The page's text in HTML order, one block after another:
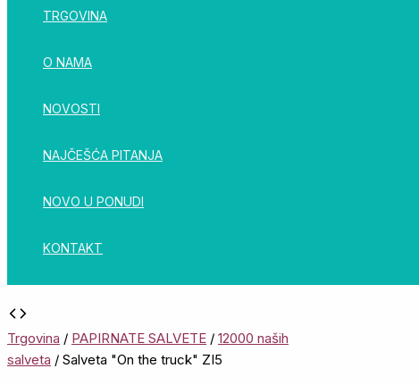
TRGOVINA
O NAMA
NOVOSTI
NAJČEŠĆA PITANJA
NOVO U PONUDI
KONTAKT
Trgovina / PAPIRNATE SALVETE / 12000 naših
salveta / Salveta "On the truck" ZI5